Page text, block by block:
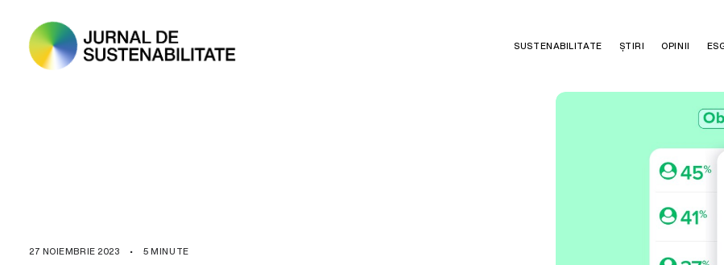
SUSTENABILITATE ȘTIRI OPINII
27 NOIEMBRIE 2023 • 5 MINUTE